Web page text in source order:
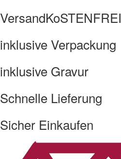
VersandKoSTENFREI
inklusive Verpackung
inklusive Gravur
Schnelle Lieferung
Sicher Einkaufen